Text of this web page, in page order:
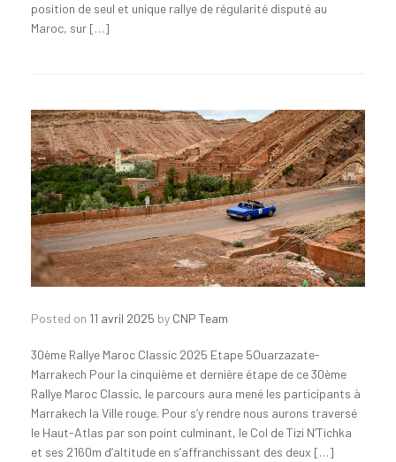
position de seul et unique rallye de régularité disputé au
Maroc, sur […]
Posted on 11 avril 2025 by CNP Team
30ème Rallye Maroc Classic 2025 Etape 5Ouarzazate-
Marrakech Pour la cinquième et dernière étape de ce 30ème
Rallye Maroc Classic, le parcours aura mené les participants à
Marrakech la Ville rouge. Pour s’y rendre nous aurons traversé
le Haut-Atlas par son point culminant, le Col de Tizi N’Tichka
et ses 2160m d’altitude en s’affranchissant des deux […]